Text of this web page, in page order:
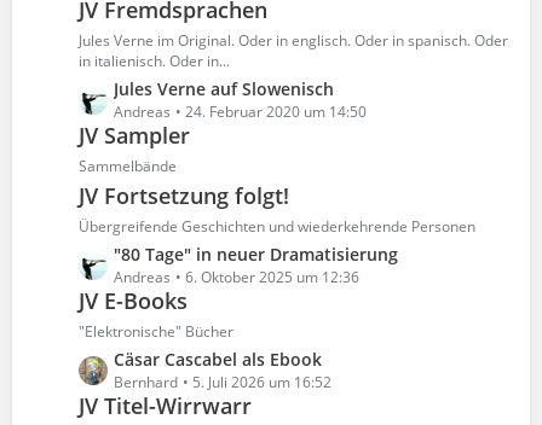
ä
g
e
e
i
r
ä
g
e
z
t
B
e
i
r
ä
g
e
JV Fremdsprachen
Jules Verne im Original. Oder in englisch. Oder in spanisch. Oder
in italienisch. Oder in...
L
e
z
t
e
B
e
i
t
r
ä
g
e
Jules Verne auf Slowenisch
Andreas 24. Februar 2020 um 14:50
JV Sampler
Sammelbände
JV Fortsetzung folgt!
Übergreifende Geschichten und wiederkehrende Personen
L
e
z
e
B
"80 Tage" in neuer Dramatisierung
Andreas 6. Oktober 2025 um 12:36
JV E-Books
"Elektronische" Bücher
L
e
Cäsar Cascabel als Ebook
Bernhard 5. Juli 2026 um 16:52
JV Titel-Wirrwarr